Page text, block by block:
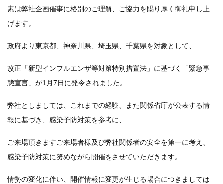
素は弊社企画催事に格別のご理解、ご協力を賜り厚く御礼申し上
げます。
政府より東京都、神奈川県、埼玉県、千葉県を対象として、
改正「新型インフルエンザ等対策特別措置法」に基づく「緊急事
態宣言」が1月7日に発令されました。
弊社としましては、これまでの経験、また関係省庁が公表する情
報に基づき、感染予防対策を参考に、
ご来場頂きますご来場者様及び弊社関係者の安全を第一に考え、
感染予防対策に努めながら開催をさせていただきます。
情勢の変化に伴い、開催情報に変更が生じる場合につきましては